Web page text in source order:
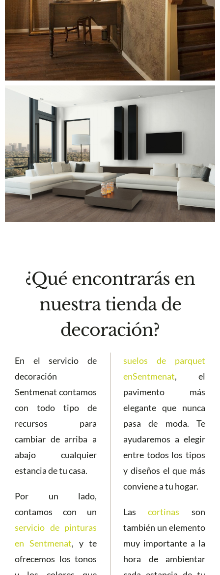
¿Qué encontrarás en
nuestra tienda de
decoración?
En el servicio de
decoración
Sentmenat contamos
con todo tipo de
recursos para
cambiar de arriba a
abajo cualquier
estancia de tu casa.
Por un lado,
contamos con un
servicio de pinturas
en Sentmenat, y te
ofrecemos los tonos
suelos de parquet
enSentmenat, el
pavimento más
elegante que nunca
pasa de moda. Te
ayudaremos a elegir
entre todos los tipos
y diseños el que más
conviene a tu hogar.
Las cortinas son
también un elemento
muy importante a la
hora de ambientar